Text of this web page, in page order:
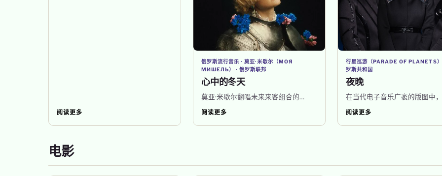
阅读更多
心中的冬天
俄罗斯流行音乐 · 莫亚·米歇尔（МОЯ
МИШЕЛЬ） · 俄罗斯联邦
莫亚·米歇尔翻唱未来来客组合的…
阅读更多
夜晚
行星巡游（PARADE OF PLANETS）
罗斯共和国
在当代电子音乐广袤的版图中
阅读更多
电影